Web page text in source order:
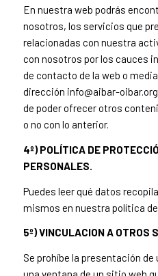
En nuestra web podrás
nosotros, los servicios que
relacionadas con nuestra
con nosotros por los cauces
de contacto de la web o
dirección info@aibar-
de poder ofrecer otros
o no con lo anterior.
4º) POLÍTICA DE
PERSONALES.
Puedes leer qué datos
mismos en nuestra política
5º) VINCULACION A OTROS
Se prohíbe la presentación